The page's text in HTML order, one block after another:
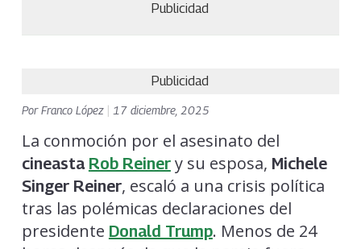
Publicidad
Publicidad
PorFranco López 17 diciembre, 2025
La conmoción por el asesinato del
cineasta Rob Reinery su esposa, Michele
Singer Reiner, escaló a una crisis política
tras las polémicas declaraciones del
presidente Donald Trump. Menos de 24